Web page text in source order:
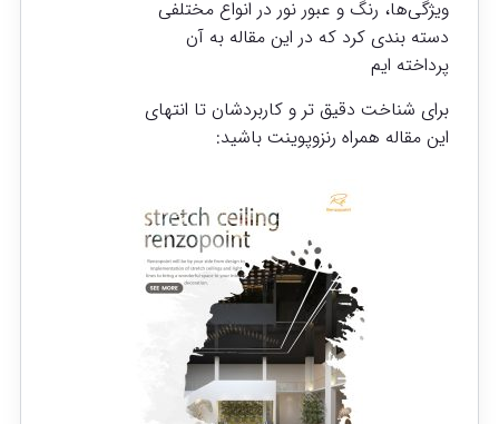
ویژگی‌ها، رنگ و عبور نور در انواع مختلفی
دسته بندی کرد که در این مقاله به آن
پرداخته ایم
برای شناخت دقیق تر و کاربردشان تا انتهای
این مقاله همراه رنزوپوینت باشید: